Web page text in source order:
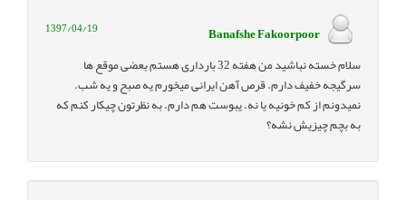
Banafshe Fakoorpoor
1397/04/19
سلام خسته نباشید من هفته 32 بارداری هستم بعضی موقع ها
سرگیجه خفیف دارم. قرص آهن ایرانی میخورم یه صبح و یه شب.
نمیدونم از کم خونیه یا نه. یبوست هم دارم. به نظرتون چیکار کنم که
به بچم چیزیش نشه؟